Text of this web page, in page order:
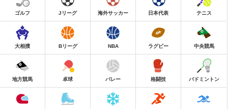
ゴルフ Jリーグ 海外サッカー 日本代表 テニス
大相撲 Bリーグ NBA ラグビー 中央競馬
地方競馬 卓球 バレー 格闘技 バドミントン